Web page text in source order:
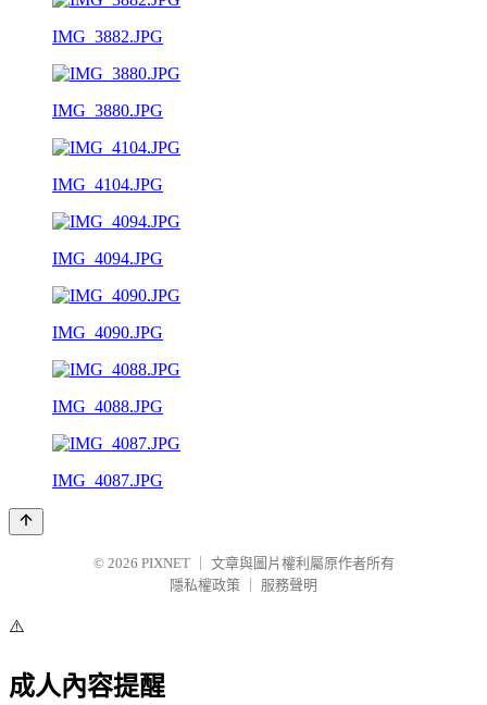
IMG_3882.JPG
IMG_3880.JPG
IMG_4104.JPG
IMG_4094.JPG
IMG_4090.JPG
IMG_4088.JPG
IMG_4087.JPG
© 2026 PIXNET
文章與圖片權利屬原作者所有
隱私權政策
服務聲明
⚠️
成人內容提醒